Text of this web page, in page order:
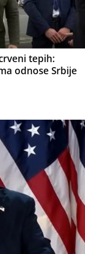
tepih:
odnose Srbije